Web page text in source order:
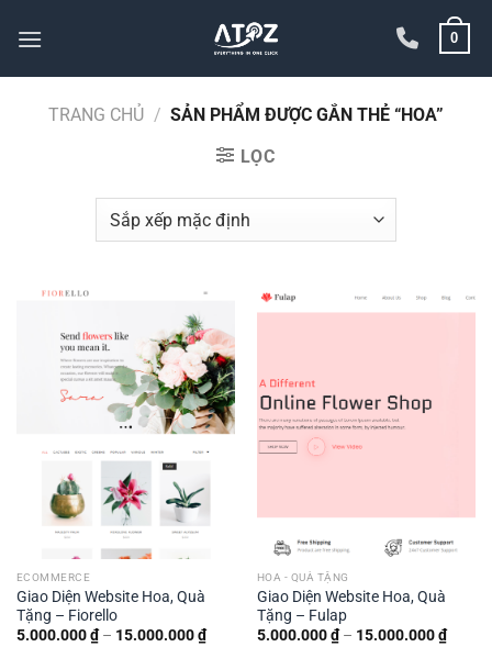
qua
0
TRANG CHỦ / SẢN PHẨM ĐƯỢC GẮN THẺ “HOA”
LỌC
ECOMMERCE
Giao Diện Website Hoa, Quà
Tặng – Fiorello
5.000.000₫ – 15.000.000₫Khoảng
giá:
HOA - QUÀ TẶNG
Giao Diện Website Hoa, Quà
Tặng – Fulap
5.000.000₫ – 15.000.000₫
giá: